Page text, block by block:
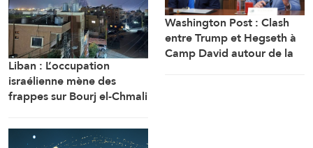
Liban : L’occupation
israélienne mène des
frappes sur Bourj el-Chmali
pays
Washington Post : Clash
entre Trump et Hegseth à
Camp David autour de la